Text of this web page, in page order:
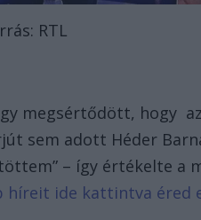
RTL
megsértődött, hogy
sem adott Héder
– így értékelte a
híreit ide kattintva éred